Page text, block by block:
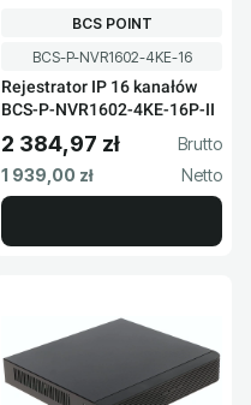
Kod produktu
BCS-P-NVR1602-4KE-16
Rejestrator IP 16 kanałów
BCS-P-NVR1602-4KE-16P-II
PRODUCENT
BCS POINT
Cena brutto
2 384,97 zł
Cena netto
1 939,00 zł